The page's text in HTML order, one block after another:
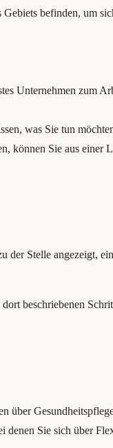
befinden, um
Unternehmen zum
was Sie tun
können Sie aus einer
Stelle angezeigt,
beschriebenen
über
Sie sich über